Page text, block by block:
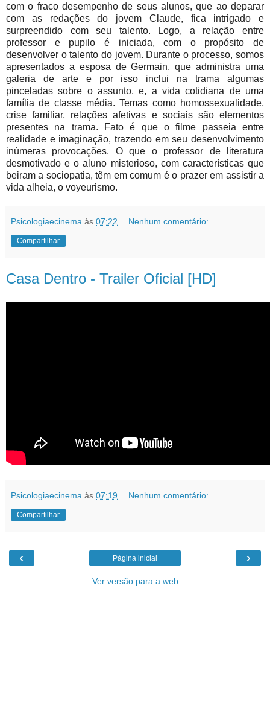
com o fraco desempenho de seus alunos, que ao deparar
com as redações do jovem Claude, fica intrigado e
surpreendido com seu talento. Logo, a relação entre
professor e pupilo é iniciada, com o propósito de
desenvolver o talento do jovem. Durante o processo, somos
apresentados a esposa de Germain, que administra uma
galeria de arte e por isso inclui na trama algumas
pinceladas sobre o assunto, e, a vida cotidiana de uma
família de classe média. Temas como homossexualidade,
crise familiar, relações afetivas e sociais são elementos
presentes na trama. Fato é que o filme passeia entre
realidade e imaginação, trazendo em seu desenvolvimento
inúmeras provocações. O que o professor de literatura
desmotivado e o aluno misterioso, com características que
beiram a sociopatia, têm em comum é o prazer em assistir a
vida alheia, o voyeurismo.
Psicologiaecinema às 07:22 Nenhum comentário:
Compartilhar
Casa Dentro - Trailer Oficial [HD]
Psicologiaecinema às 07:19 Nenhum comentário:
Compartilhar
‹ ›
Página inicial
Ver versão para a web